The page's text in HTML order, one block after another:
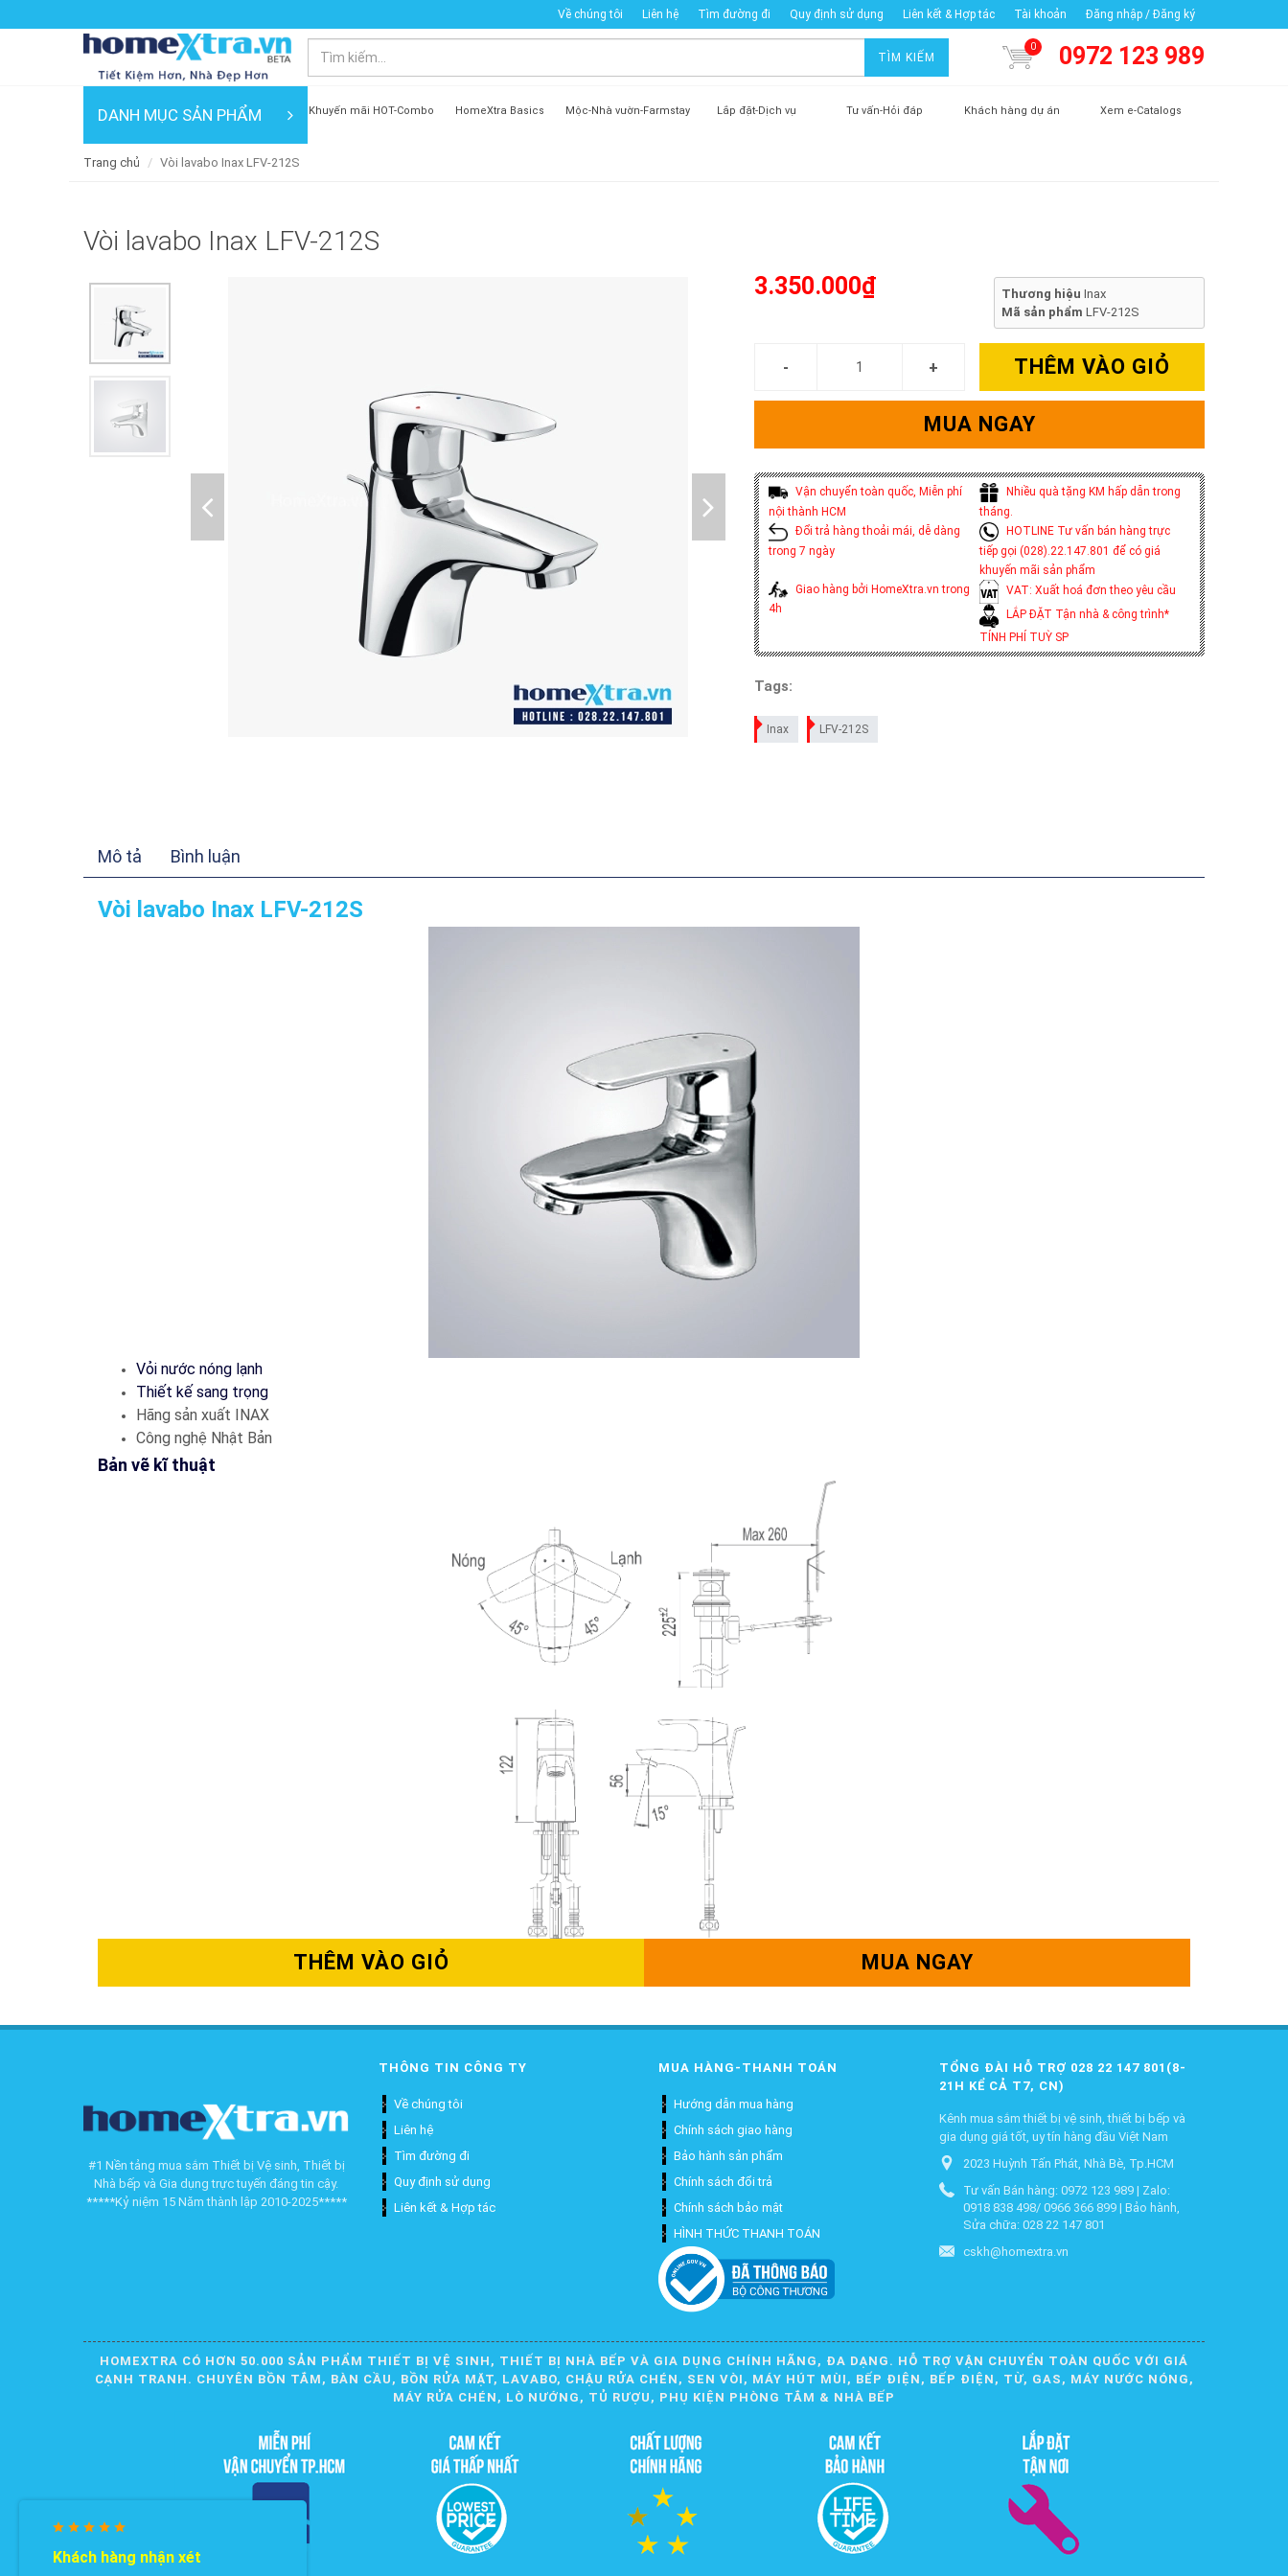
Về chúng tôi Liên hệ Tìm đường đi Quy định sử dụng Liên kết & Hợp tác Tài khoản Đăng nhập / Đăng ký
TÌM KIẾM
0 0972 123 989
DANH MỤC SẢN PHẨM Khuyến mãi HOT-Combo HomeXtra Basics Mộc-Nhà vườn-Farmstay Lắp đặt-Dịch vụ Tư vấn-Hỏi đáp Khách hàng dự án Xem e-Catalogs
Trang chủ Vòi lavabo Inax LFV-212S
Vòi lavabo Inax LFV-212S
3.350.000₫ Thương hiệu Inax
Mã sản phẩm LFV-212S
THÊM VÀO GIỎ
MUA NGAY
Vận chuyển toàn quốc, Miễn phí
nội thành HCM
Nhiều quà tặng KM hấp dẫn trong
tháng.
Đổi trả hàng thoải mái, dễ dàng
trong 7 ngày
HOTLINE Tư vấn bán hàng trực
tiếp gọi (028).22.147.801 để có giá
khuyến mãi sản phẩm
Giao hàng bởi HomeXtra.vn trong
4h
VAT: Xuất hoá đơn theo yêu cầu
LẮP ĐẶT Tận nhà & công trình*
TÍNH PHÍ TUỲ SP
Tags:
Inax LFV-212S
Mô tả Bình luận
Vòi lavabo Inax LFV-212S
Vỏi nước nóng lạnh
Thiết kế sang trọng
Hãng sản xuất INAX
Công nghệ Nhật Bản
​Bản vẽ kĩ thuật
THÊM VÀO GIỎ MUA NGAY
#1 Nền tảng mua sắm Thiết bị Vệ sinh, Thiết bị
Nhà bếp và Gia dụng trực tuyến đáng tin cậy.
*****Kỷ niệm 15 Năm thành lập 2010-2025*****
THÔNG TIN CÔNG TY
Về chúng tôi
Liên hệ
Tìm đường đi
Quy định sử dụng
Liên kết & Hợp tác
MUA HÀNG-THANH TOÁN
Hướng dẫn mua hàng
Chính sách giao hàng
Bảo hành sản phẩm
Chính sách đổi trả
Chính sách bảo mật
HÌNH THỨC THANH TOÁN
TỔNG ĐÀI HỖ TRỢ 028 22 147 801(8-
21H KỂ CẢ T7, CN)
Kênh mua sắm thiết bị vệ sinh, thiết bị bếp và
gia dụng giá tốt, uy tín hàng đầu Việt Nam
2023 Huỳnh Tấn Phát, Nhà Bè, Tp.HCM
Tư vấn Bán hàng: 0972 123 989 | Zalo:
0918 838 498/ 0966 366 899 | Bảo hành,
Sửa chữa: 028 22 147 801
cskh@homextra.vn
HOMEXTRA CÓ HƠN 50.000 SẢN PHẨM THIẾT BỊ VỆ SINH, THIẾT BỊ NHÀ BẾP VÀ GIA DỤNG CHÍNH HÃNG, ĐA DẠNG. HỖ TRỢ VẬN CHUYỂN TOÀN QUỐC VỚI GIÁ
CẠNH TRANH. CHUYÊN BỒN TẮM, BÀN CẦU, BỒN RỬA MẶT, LAVABO, CHẬU RỬA CHÉN, SEN VÒI, MÁY HÚT MÙI, BẾP ĐIỆN, BẾP ĐIỆN, TỪ, GAS, MÁY NƯỚC NÓNG,
MÁY RỬA CHÉN, LÒ NƯỚNG, TỦ RƯỢU, PHỤ KIỆN PHÒNG TẮM & NHÀ BẾP
Khách hàng nhận xét